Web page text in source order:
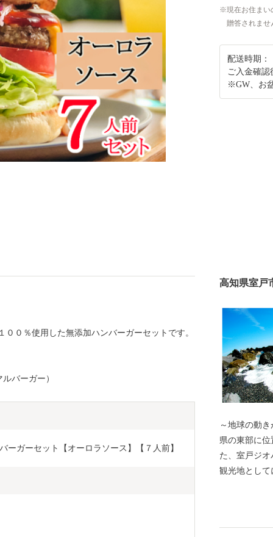
現在お住まい
贈答されませ
配送時期：
ご入金確認
※GW、お
０％使用した無添加ハンバーガーセットです。
バーガー）
ーガーセット【オーロラソース】【７人前】
高知県室戸
～地球の動きが
県の東部に
た、室戸ジ
観光地とし